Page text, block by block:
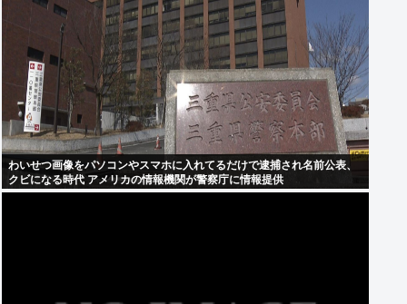
わいせつ画像をパソコンやスマホに入れてるだけで逮捕され名前公表、
クビになる時代 アメリカの情報機関が警察庁に情報提供